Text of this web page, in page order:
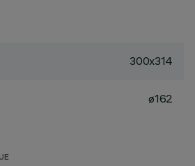
300x314
ø162